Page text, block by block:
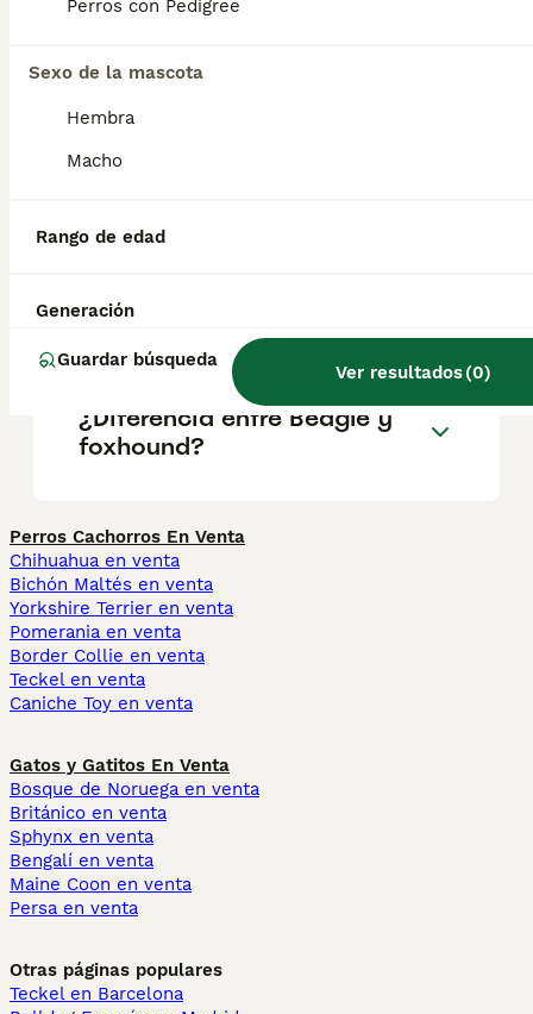
Perros con Pedigree
Sexo de la mascota
Hembra
Macho
Rango de edad
Generación
Guardar búsqueda
Ver resultados(0)
salud y el bienestar de los animales.
de comprometerse siempre es la mejor
¿Es el foxhound una buena
¿Cómo se llama el foxhound
americano en español?
¿Diferencia entre Beagle y
foxhound?
Perros Cachorros En Venta
Chihuahua en venta
Bichón Maltés en venta
Yorkshire Terrier en venta
Pomerania en venta
Border Collie en venta
Teckel en venta
Caniche Toy en venta
Gatos y Gatitos En Venta
Bosque de Noruega en venta
Británico en venta
Sphynx en venta
Bengalí en venta
Maine Coon en venta
Persa en venta
Otras páginas populares
Teckel en Barcelona